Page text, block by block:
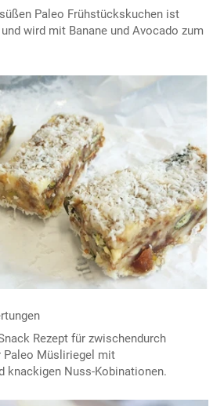
Paleo Frühstückskuchen ist
wird mit Banane und Avocado zum
Rezept für zwischendurch
Paleo Müsliriegel mit
knackigen Nuss-Kobinationen.